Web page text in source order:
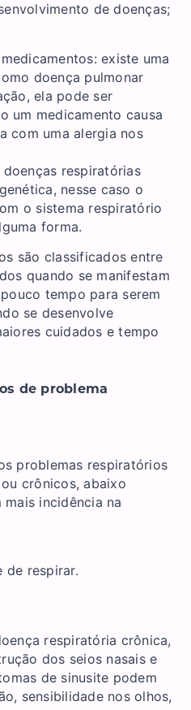
de doenças;
existe uma
doença pulmonar
ela pode ser
um medicamento causa
com uma alergia nos
respiratórias
nesse caso o
o sistema respiratório
forma.
são classificados entre
quando se manifestam
tempo para serem
se desenvolve
cuidados e tempo
de problema
problemas respiratórios
crônicos, abaixo
incidência na
respiratória crônica,
dos seios nasais e
de sinusite podem
sensibilidade nos olhos,